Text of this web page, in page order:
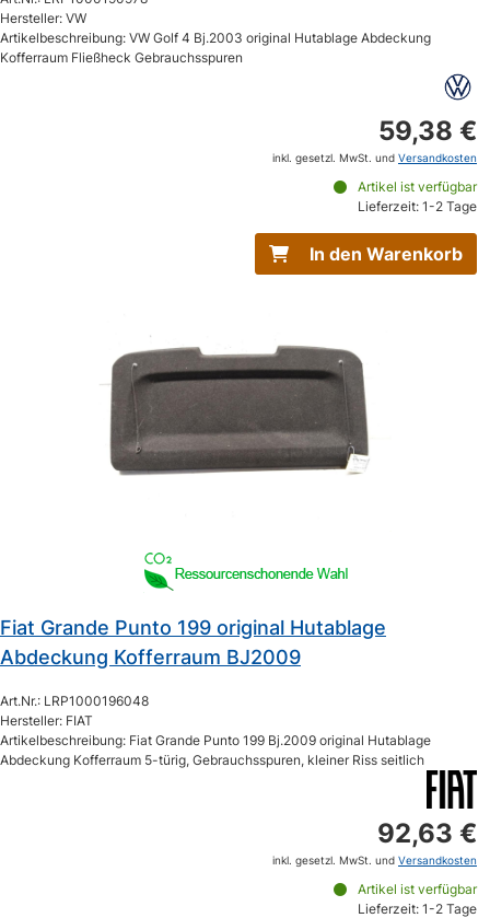
Hersteller: VW
Artikelbeschreibung: VW Golf 4 Bj.2003 original Hutablage Abdeckung
Kofferraum Fließheck Gebrauchsspuren
59,38 €
inkl. gesetzl. MwSt. und Versandkosten
Artikel ist verfügbar
Lieferzeit: 1-2 Tage
In den Warenkorb
Fiat Grande Punto 199 original Hutablage
Abdeckung Kofferraum BJ2009
Art.Nr.: LRP1000196048
Hersteller: FIAT
Artikelbeschreibung: Fiat Grande Punto 199 Bj.2009 original Hutablage
Abdeckung Kofferraum 5-türig, Gebrauchsspuren, kleiner Riss seitlich
92,63 €
inkl. gesetzl. MwSt. und Versandkosten
Artikel ist verfügbar
Lieferzeit: 1-2 Tage